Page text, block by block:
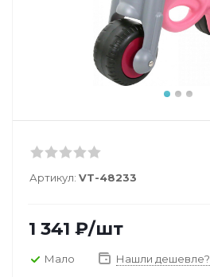
Артикул: VT-48233
1 341 ₽/шт
Мало Нашли дешевле?